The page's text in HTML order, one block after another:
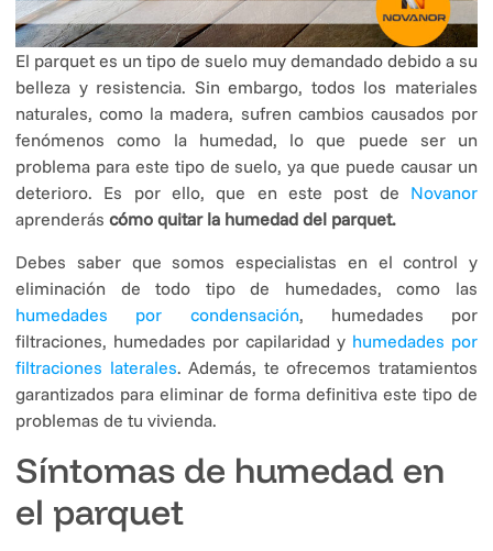
El parquet es un tipo de suelo muy demandado debido a su
belleza y resistencia. Sin embargo, todos los materiales
naturales, como la madera, sufren cambios causados por
fenómenos como la humedad, lo que puede ser un
problema para este tipo de suelo, ya que puede causar un
deterioro. Es por ello, que en este post de Novanor
aprenderás cómo quitar la humedad del parquet.
Debes saber que somos especialistas en el control y
eliminación de todo tipo de humedades, como las
humedades por condensación, humedades por
filtraciones, humedades por capilaridad y humedades por
filtraciones laterales. Además, te ofrecemos tratamientos
garantizados para eliminar de forma definitiva este tipo de
problemas de tu vivienda.
Síntomas de humedad en
el parquet